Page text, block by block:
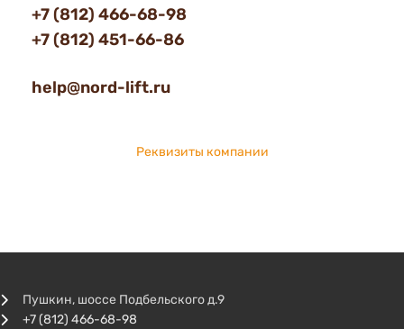
+7 (812) 466-68-98
+7 (812) 451-66-86
help@nord-lift.ru
Реквизиты компании
Пушкин, шоссе Подбельского д.9
+7 (812) 466-68-98